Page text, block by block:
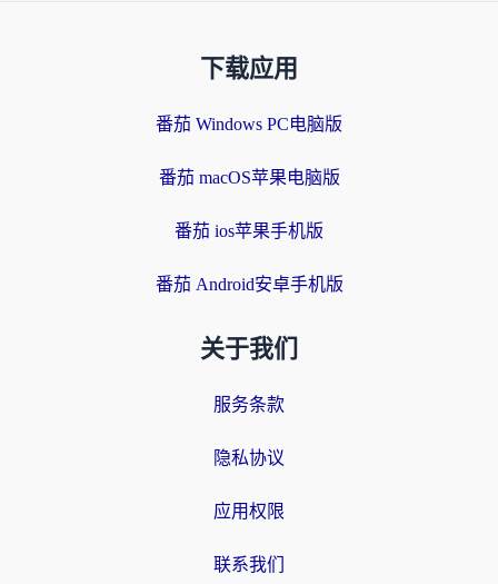
下载应用
番茄 Windows PC电脑版
番茄 macOS苹果电脑版
番茄 ios苹果手机版
番茄 Android安卓手机版
关于我们
服务条款
隐私协议
应用权限
联系我们